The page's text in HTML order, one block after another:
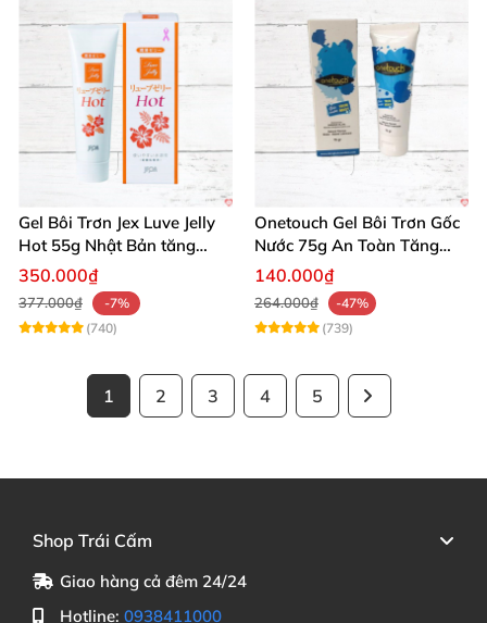
Gel Bôi Trơn Jex Luve Jelly
Hot 55g Nhật Bản tăng
khoái cảm nữ dễ sử dụng
350.000₫
377.000₫
-7%
(740)
Onetouch Gel Bôi Trơn Gốc
Nước 75g An Toàn Tăng
Khoái Cảm
140.000₫
264.000₫
-47%
(739)
1 2 3 4 5
Shop Trái Cấm
Giao hàng cả đêm 24/24
Hotline: 0938411000